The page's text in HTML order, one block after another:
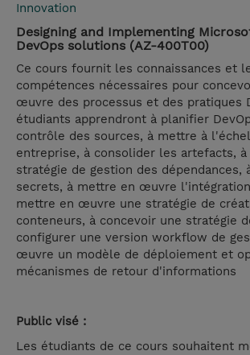
Innovation
Designing and Implementing
DevOps solutions (AZ-400T00)
Ce cours fournit les connaissances et
compétences nécessaires pour
œuvre des processus et des pratiques
étudiants apprendront à planifier
contrôle des sources, à mettre à
entreprise, à consolider les artefacts, à
stratégie de gestion des dépendances,
secrets, à mettre en œuvre
mettre en œuvre une stratégie de
conteneurs, à concevoir une stratégie
configurer une version workflow de
œuvre un modèle de déploiement et
mécanismes de retour d'informations
Public visé :
Les étudiants de ce cours souhaitent